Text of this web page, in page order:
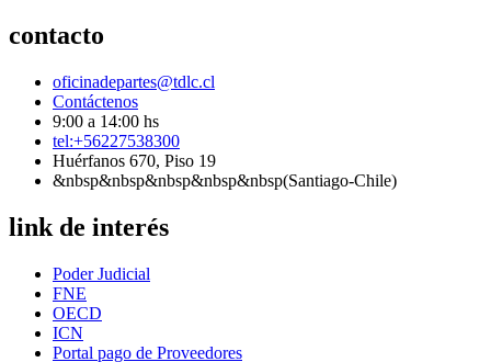
contacto
oficinadepartes@tdlc.cl
Contáctenos
9:00 a 14:00 hs
tel:+56227538300
Huérfanos 670, Piso 19
&nbsp&nbsp&nbsp&nbsp&nbsp(Santiago-Chile)
link de interés
Poder Judicial
FNE
OECD
ICN
Portal pago de Proveedores